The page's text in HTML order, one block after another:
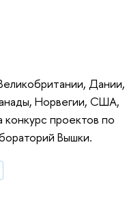
Дании,
Норвегии, США,
проектов по
Вышки.